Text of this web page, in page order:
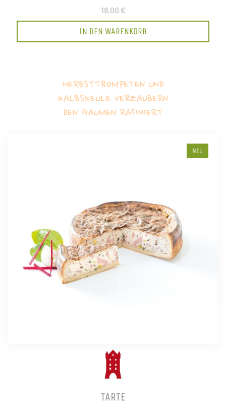
18,00 €
IN DEN WARENKORB
HERBSTTROMPETEN UND
KALBSKEULE VERZAUBERN
DEN GAUMEN RAFINIERT
NEU
TARTE